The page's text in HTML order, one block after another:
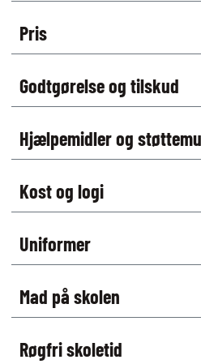
Pris
Godtgørelse og tilskud
Hjælpemidler og
Kost og logi
Uniformer
Mad på skolen
Røgfri skoletid